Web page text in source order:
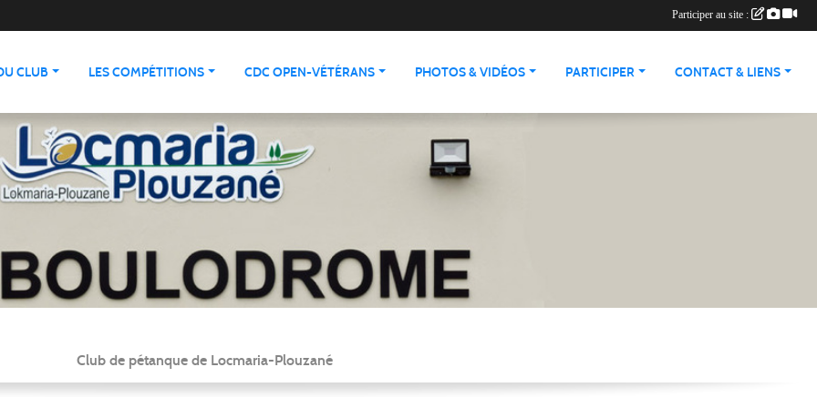
CLUB LES COMPÉTITIONS CDC OPEN-VÉTÉRANS PHOTOS & VIDÉOS PARTICIPER CONTACT & LIENS
Club de pétanque de Locmaria-Plouzané
Participer au site :